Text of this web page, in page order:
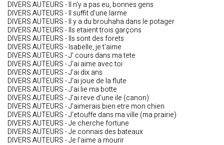
DIVERS AUTEURS - Il n'y a pas eu, bonnes gens
DIVERS AUTEURS - Il suffit d'une larme
DIVERS AUTEURS - Il y a du brouhaha dans le potager
DIVERS AUTEURS - Ils etaient trois garçons
DIVERS AUTEURS - Ils sont des forets
DIVERS AUTEURS - Isabelle, je t'aime
DIVERS AUTEURS - J' cours dans ma tete
DIVERS AUTEURS - J'ai aime avec toi
DIVERS AUTEURS - J'ai dix ans
DIVERS AUTEURS - J'ai joue de la flute
DIVERS AUTEURS - J'ai lie ma botte
DIVERS AUTEURS - J'ai reve d'une ile (canon)
DIVERS AUTEURS - J'aimerais bien etre mon chien
DIVERS AUTEURS - J'etouffe dans ma ville (ma prairie)
DIVERS AUTEURS - Je cherche fortune
DIVERS AUTEURS - Je connais des bateaux
DIVERS AUTEURS - Je l'aime a mourir